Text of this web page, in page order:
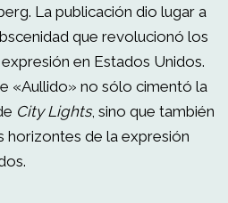
La publicación dio lugar a
que revolucionó los
en Estados Unidos.
«Aullido» no sólo cimentó la
City Lights, sino que también
horizontes de la expresión